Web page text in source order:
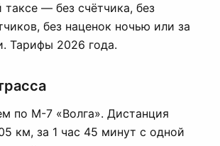
— без счётчика, без
без наценок ночью или за
Тарифы 2026 года.
по М-7 «Волга». Дистанция
км, за 1 час 45 минут с одной